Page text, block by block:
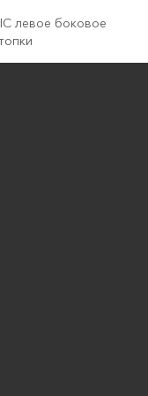
левое боковое